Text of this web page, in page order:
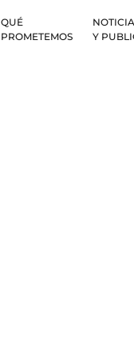
QUÉ
PROMETEMOS
Y